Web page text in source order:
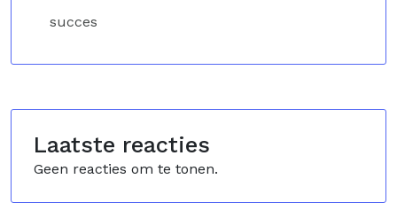
succes
Laatste reacties
Geen reacties om te tonen.